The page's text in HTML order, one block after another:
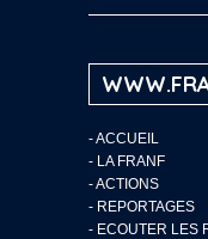
-ACCUEIL
- LA FRANF
-ACTIONS
- REPORTAGES
- ECOUTER LES